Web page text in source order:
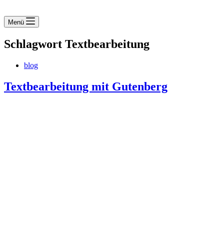
Menü
Schlagwort Textbearbeitung
blog
Textbearbeitung mit Gutenberg